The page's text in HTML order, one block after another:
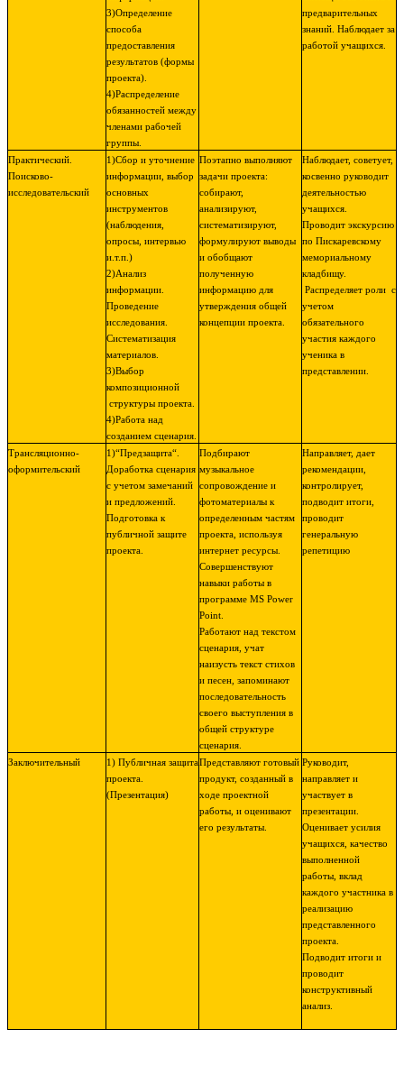
3)Определение
способа
предоставления
результатов (формы
проекта).
4)Распределение
обязанностей между
членами рабочей
группы.
предварительных
знаний. Наблюдает за
работой учащихся.
Практический.
Поисково-
исследовательский
1)Сбор и уточнение
информации, выбор
основных
инструментов
(наблюдения,
опросы, интервью
и.т.п.)
2)Анализ
информации.
Проведение
исследования.
Систематизация
материалов.
3)Выбор
композиционной
структуры проекта.
4)Работа над
созданием сценария.
Поэтапно выполняют
задачи проекта:
собирают,
анализируют,
систематизируют,
формулируют выводы
и обобщают
полученную
информацию для
утверждения общей
концепции проекта.
Наблюдает, советует,
косвенно руководит
деятельностью
учащихся.
Проводит экскурсию
по Пискаревскому
мемориальному
кладбищу.
Распределяет роли с
учетом
обязательного
участия каждого
ученика в
представлении.
Трансляционно-
оформительский
1)“Предзащита“.
Доработка сценария
с учетом замечаний
и предложений.
Подготовка к
публичной защите
проекта.
Подбирают
музыкальное
сопровождение и
фотоматериалы к
определенным частям
проекта, используя
интернет ресурсы.
Совершенствуют
навыки работы в
программе MS Power
Point.
Работают над текстом
сценария, учат
наизусть текст стихов
и песен, запоминают
последовательность
своего выступления в
общей структуре
сценария.
Направляет, дает
рекомендации,
контролирует,
подводит итоги,
проводит
генеральную
репетицию
Заключительный
1) Публичная защита
проекта.
(Презентация)
Представляют готовый
продукт, созданный в
ходе проектной
работы, и оценивают
его результаты.
Руководит,
направляет и
участвует в
презентации.
Оценивает усилия
учащихся, качество
выполненной
работы, вклад
каждого участника в
реализацию
представленного
проекта.
Подводит итоги и
проводит
конструктивный
анализ.